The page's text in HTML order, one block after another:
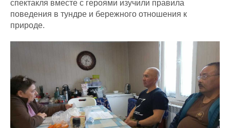
спектакля вместе с героями изучили правила
поведения в тундре и бережного отношения к
природе.